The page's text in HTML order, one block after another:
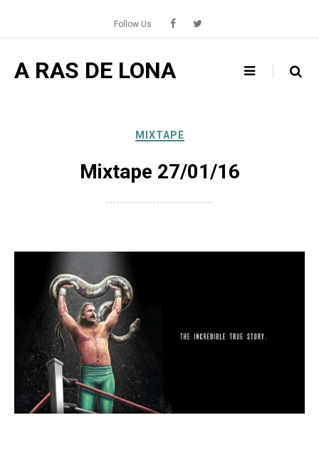
content
Follow Us
A RAS DE LONA
MIXTAPE
Mixtape 27/01/16